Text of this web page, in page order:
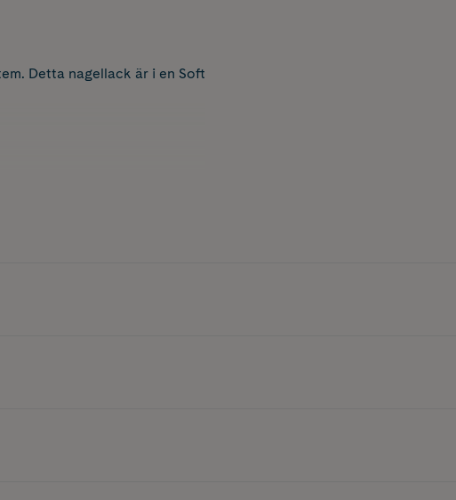
Detta nagellack är i en Soft